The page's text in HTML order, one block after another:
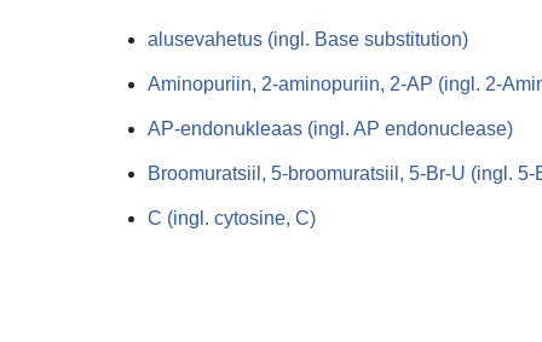
alusevahetus (ingl. Base substitution)
Aminopuriin, 2-aminopuriin, 2-AP (ingl. 2-
AP-endonukleaas (ingl. AP endonuclease)
Broomuratsiil, 5-broomuratsiil, 5-Br-U (ingl.
C (ingl. cytosine, C)